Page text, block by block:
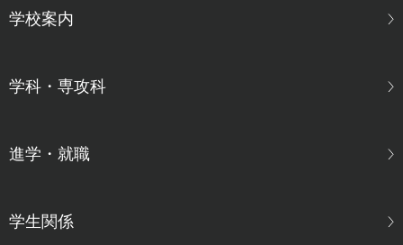
学校案内
学科・専攻科
進学・就職
学生関係